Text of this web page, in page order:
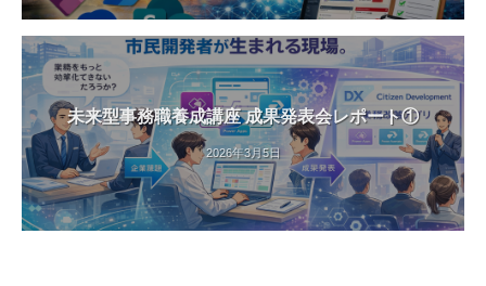
未来型事務職養成講座 成果発表会レポート①
2026年3月5日